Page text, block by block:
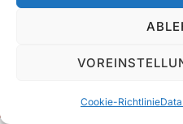
Cookie-Richtlinie
Data